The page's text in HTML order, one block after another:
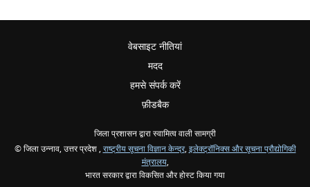
वेबसाइट नीतियां
मदद
हमसे संपर्क करें
फ़ीडबैक
जिला प्रशासन द्वारा स्वामित्व वाली सामग्री
© जिला उन्नाव, उत्तर प्रदेश , राष्ट्रीय सूचना विज्ञान केन्द्र, इलेक्ट्रॉनिक्स और सूचना प्रौद्योगिकी
मंत्रालय,
भारत सरकार द्वारा विकसित और होस्ट किया गया